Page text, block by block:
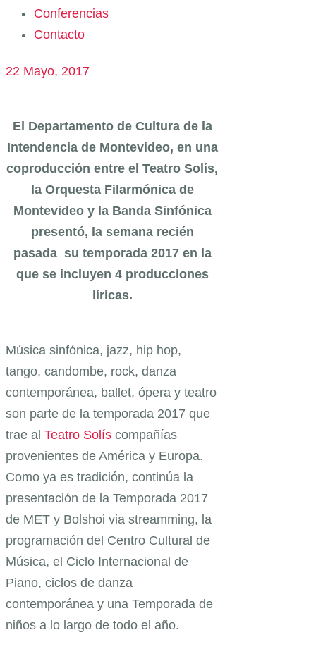
Conferencias
Contacto
22 Mayo, 2017
El Departamento de Cultura de la
Intendencia de Montevideo, en una
coproducción entre el Teatro Solís,
la Orquesta Filarmónica de
Montevideo y la Banda Sinfónica
presentó, la semana recién
pasada su temporada 2017 en la
que se incluyen 4 producciones
líricas.
Música sinfónica, jazz, hip hop,
tango, candombe, rock, danza
contemporánea, ballet, ópera y teatro
son parte de la temporada 2017 que
trae al Teatro Solís compañías
provenientes de América y Europa.
Como ya es tradición, continúa la
presentación de la Temporada 2017
de MET y Bolshoi via streamming, la
programación del Centro Cultural de
Música, el Ciclo Internacional de
Piano, ciclos de danza
contemporánea y una Temporada de
niños a lo largo de todo el año.